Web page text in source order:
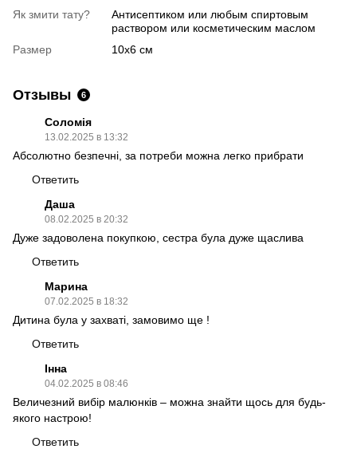
Як змити тату?
Антисептиком или любым спиртовым
раствором или косметическим маслом
Размер
10х6 см
Отзывы 6
Соломія
13.02.2025 в 13:32
Абсолютно безпечні, за потреби можна легко прибрати
Ответить
Даша
08.02.2025 в 20:32
Дуже задоволена покупкою, сестра була дуже щаслива
Ответить
Марина
07.02.2025 в 18:32
Дитина була у захваті, замовимо ще !
Ответить
Інна
04.02.2025 в 08:46
Величезний вибір малюнків – можна знайти щось для будь-
якого настрою!
Ответить